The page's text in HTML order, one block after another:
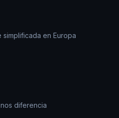
en Europa
diferencia